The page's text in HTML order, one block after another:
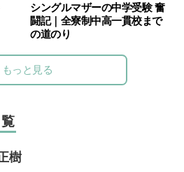
シングルマザーの中学受験 奮
闘記｜全寮制中高一貫校まで
の道のり
もっと見る
樹